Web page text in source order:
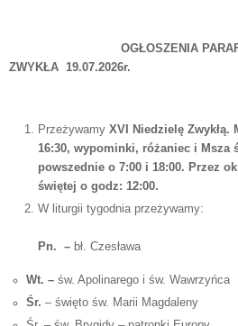
OGŁOSZENIA
ZWYKŁA 19.07.2026r.
Przeżywamy XVI Niedzielę Zwykłą.
16:30, wypominki, różaniec i Msza
powszednie o 7:00 i 18:00. Przez
świętej o godz: 12:00.
W liturgii
Pn. – bł. Czesława
Wt. –św. Apolinarego i św. Wawrzyńca
Śr. – święto św. Marii Magdaleny